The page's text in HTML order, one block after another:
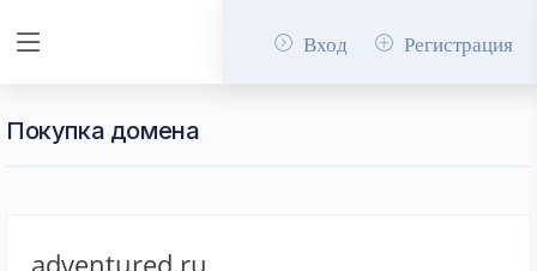
Вход Регистрация
Покупка домена
adventured.ru